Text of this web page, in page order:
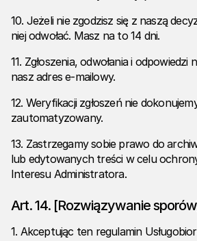
10. Jeżeli nie zgodzisz się z naszą
niej odwołać. Masz na to 14 dni.
11. Zgłoszenia, odwołania i odpowiedzi
nasz adres e-mailowy.
12. Weryfikacji zgłoszeń nie
zautomatyzowany.
13. Zastrzegamy sobie prawo do
lub edytowanych treści w celu
Interesu Administratora.
Art. 14. [Rozwiązywanie
1. Akceptując ten regulamin